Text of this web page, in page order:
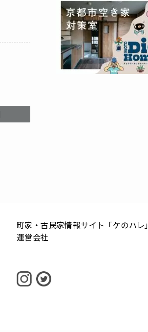
町家・古民家情報サイト「ケのハレ」
運営会社